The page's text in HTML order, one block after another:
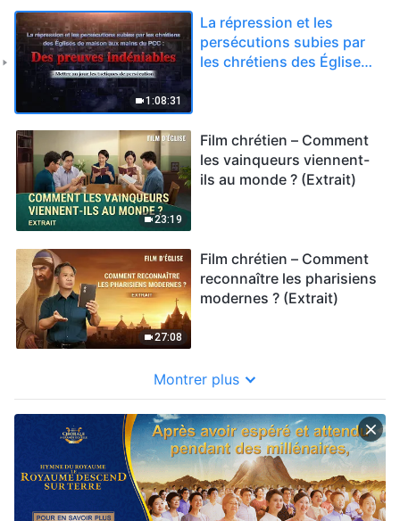
1:08:31
La répression et les
persécutions subies par
les chrétiens des Églises
23:19
Film chrétien – Comment
les vainqueurs viennent-
ils au monde ? (Extrait)
27:08
Film chrétien – Comment
reconnaître les pharisiens
modernes ? (Extrait)
Montrer plus